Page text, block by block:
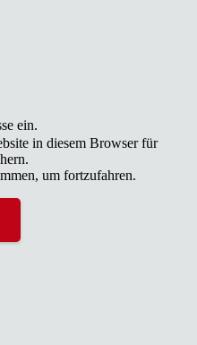
ein.
in diesem Browser für
um fortzufahren.